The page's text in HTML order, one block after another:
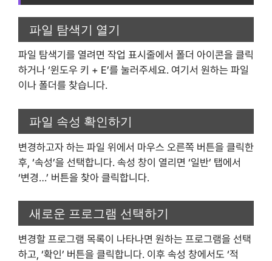
파일 탐색기 열기
파일 탐색기를 열려면 작업 표시줄에서 폴더 아이콘을 클릭
하거나 ‘윈도우 키 + E’를 눌러주세요. 여기서 원하는 파일
이나 폴더를 찾습니다.
파일 속성 확인하기
변경하고자 하는 파일 위에서 마우스 오른쪽 버튼을 클릭한
후, ‘속성’을 선택합니다. 속성 창이 열리면 ‘일반’ 탭에서
‘변경…’ 버튼을 찾아 클릭합니다.
새로운 프로그램 선택하기
변경할 프로그램 목록이 나타나면 원하는 프로그램을 선택
하고, ‘확인’ 버튼을 클릭합니다. 이후 속성 창에서도 ‘적